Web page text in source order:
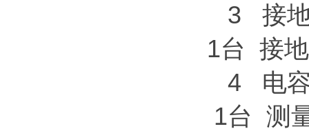
3
1台 接
4
1台 测